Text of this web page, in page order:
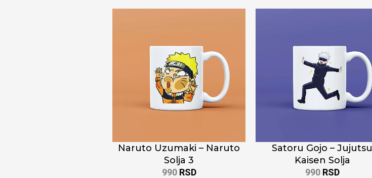
Naruto Uzumaki – Naruto
Solja 3
990 RSD
Satoru Gojo – Jujutsu
Kaisen Solja
990 RSD